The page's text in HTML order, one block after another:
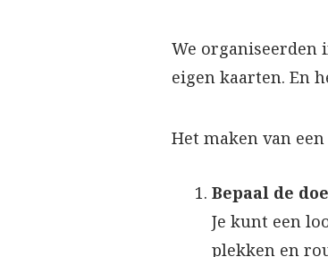
We organiseerden
eigen kaarten. En
Het maken van
Bepaal de
Je kunt een
plekken en